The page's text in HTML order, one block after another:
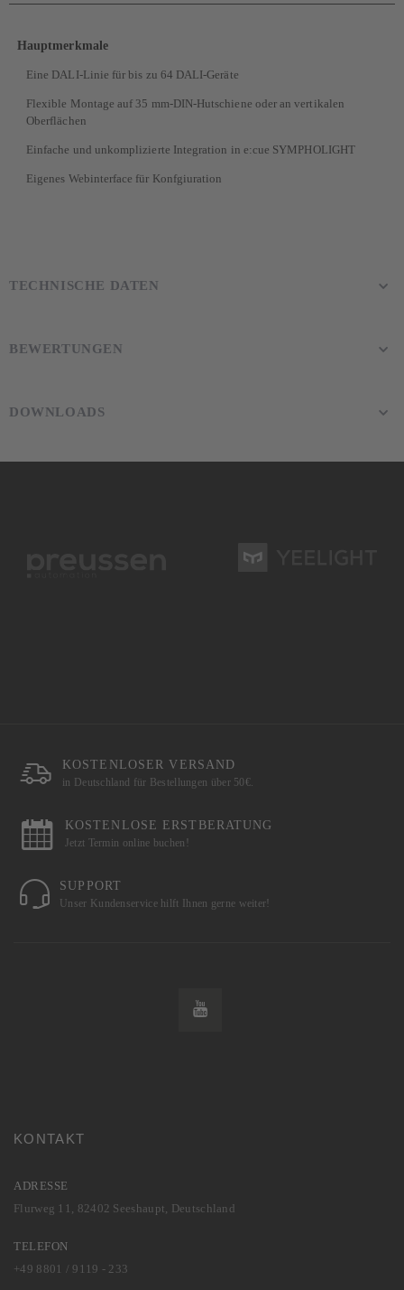
Hauptmerkmale
Eine DALI-Linie für bis zu 64 DALI-Geräte
Flexible Montage auf 35 mm-DIN-Hutschiene oder an vertikalen
Oberflächen
Einfache und unkomplizierte Integration in e:cue SYMPHOLIGHT
Eigenes Webinterface für Konfgiuration
TECHNISCHE DATEN
BEWERTUNGEN
DOWNLOADS
KOSTENLOSER VERSAND
in Deutschland für Bestellungen über 50€.
KOSTENLOSE ERSTBERATUNG
Jetzt Termin online buchen!
SUPPORT
Unser Kundenservice hilft Ihnen gerne weiter!
KONTAKT
ADRESSE
Flurweg 11, 82402 Seeshaupt, Deutschland
TELEFON
+49 8801 / 9119 - 233